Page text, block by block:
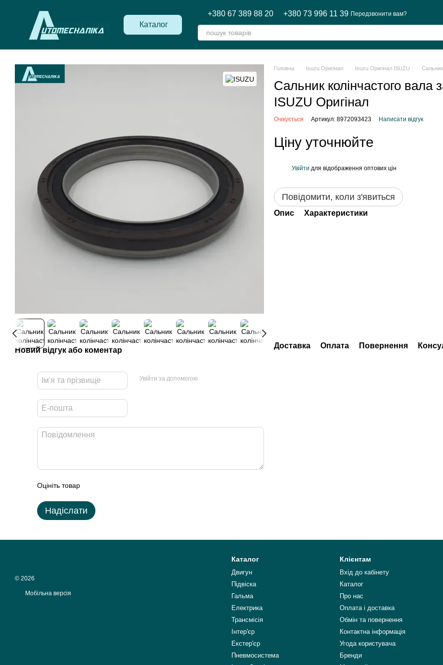
Каталог
+380 67 389 88 20 +380 73 996 11 39 Передзвонити вам?
Новий відгук або коментар
Увійти за допомогою
Оцініть товар
Надіслати
Головна Isuzu Оригінал Isuzu Оригінал ISUZU Сальник
Сальник колінчастого вала
ISUZU Оригінал
Очікується Артикул: 8972093423 Написати відгук
Ціну уточнюйте
Увійти для відображення оптових цін
Повідомити, коли з'явиться
Опис Характеристики
Доставка Оплата Повернення
© 2026
Мобільна версія
Каталог
Двигун
Підвіска
Гальма
Електрика
Трансмісія
Інтер'єр
Екстер'єр
Пневмосистема
Клієнтам
Вхід до кабінету
Каталог
Про нас
Оплата і доставка
Обмін та повернення
Контактна інформація
Угода користувача
Бренди